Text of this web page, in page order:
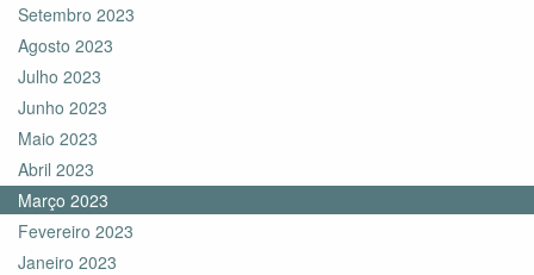
Setembro 2023
Agosto 2023
Julho 2023
Junho 2023
Maio 2023
Abril 2023
Março 2023
Fevereiro 2023
Janeiro 2023